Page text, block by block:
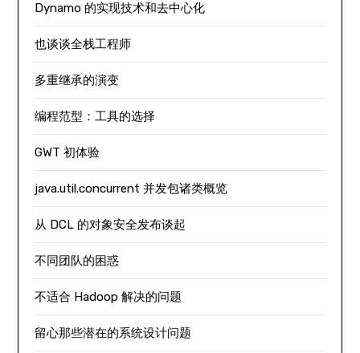
Dynamo 的实现技术和去中心化
也谈谈全栈工程师
多重继承的演变
编程范型：工具的选择
GWT 初体验
java.util.concurrent 并发包诸类概览
从 DCL 的对象安全发布谈起
不同团队的困惑
不适合 Hadoop 解决的问题
留心那些潜在的系统设计问题